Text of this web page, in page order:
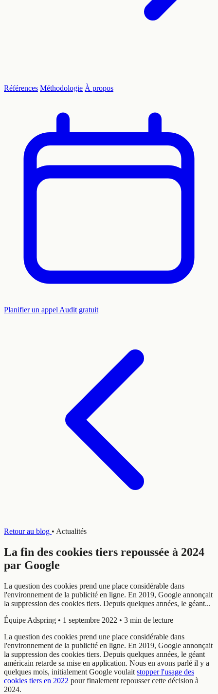
Références Méthodologie À propos
Planifier un appel Audit gratuit
Retour au blog • Actualités
La fin des cookies tiers repoussée à 2024
par Google
La question des cookies prend une place considérable dans
l'environnement de la publicité en ligne. En 2019, Google annonçait
la suppression des cookies tiers. Depuis quelques années, le géant...
Équipe Adspring • 1 septembre 2022 • 3 min de lecture
La question des cookies prend une place considérable dans
l'environnement de la publicité en ligne. En 2019, Google annonçait
la suppression des cookies tiers. Depuis quelques années, le géant
américain retarde sa mise en application. Nous en avons parlé il y a
quelques mois, initialement Google voulait stopper l'usage des
cookies tiers en 2022 pour finalement repousser cette décision à
2024.